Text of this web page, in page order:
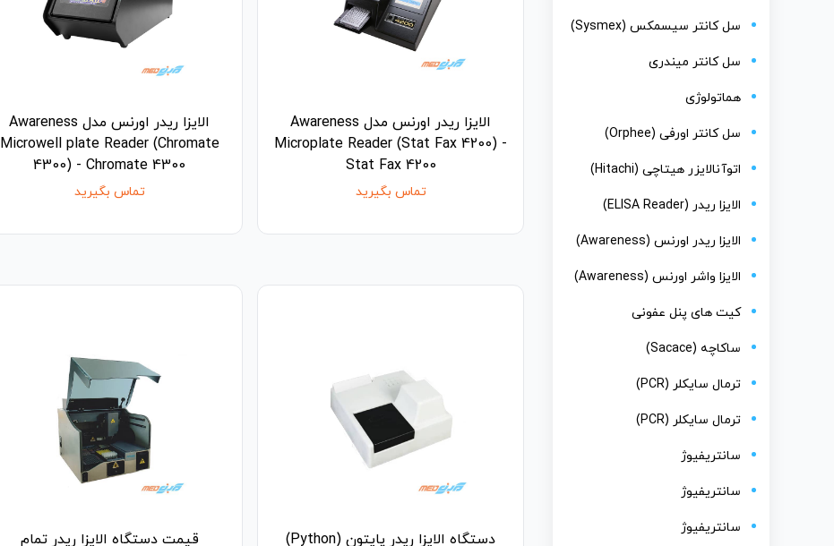
سل کانتر سیسمکس (Sysmex)
سل کانتر میندری
هماتولوژی
سل کانتر اورفی (Orphee)
اتوآنالایزر هیتاچی (Hitachi)
الایزا ریدر (ELISA Reader)
الایزا ریدر اورنس (Awareness)
الایزا واشر اورنس (Awareness)
کیت های پنل عفونی
ساکاچه (Sacace)
ترمال سایکلر (PCR)
ترمال سایکلر (PCR)
سانتریفیوژ
سانتریفیوژ
سانتریفیوژ
الایزا ریدر اورنس مدل Awareness
Microplate Reader (Stat Fax 4200) -
Stat Fax 4200
تماس بگیرید
الایزا ریدر اورنس مدل Awareness
Microwell plate Reader (Chromate
4300) - Chromate 4300
تماس بگیرید
دستگاه الایزا ریدر پایتون (Python)
قیمت دستگاه الایزا ریدر تمام